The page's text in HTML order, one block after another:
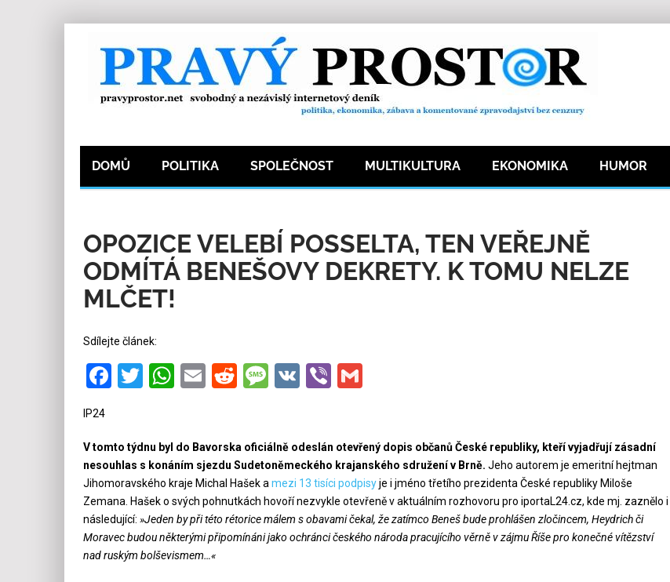
DOMŮ POLITIKA SPOLEČNOST MULTIKULTURA EKONOMIKA HUMOR
OPOZICE VELEBÍ POSSELTA, TEN VEŘEJNĚ
ODMÍTÁ BENEŠOVY DEKRETY. K TOMU NELZE
MLČET!
Sdílejte článek:
Facebook
Twitter
WhatsApp
EmailRedditMessage
VKViberGmail
IP24
V tomto týdnu byl do Bavorska oficiálně odeslán otevřený dopis občanů České republiky, kteří vyjadřují zásadní
nesouhlas s konáním sjezdu Sudetoněmeckého krajanského sdružení v Brně. Jeho autorem je emeritní hejtman
Jihomoravského kraje Michal Hašek a mezi 13 tisíci podpisyje i jméno třetího prezidenta České republiky Miloše
Zemana. Hašek o svých pohnutkách hovoří nezvykle otevřeně v aktuálním rozhovoru pro iportaL24.cz, kde mj. zaznělo i
následující: »Jeden by při této rétorice málem s obavami čekal, že zatímco Beneš bude prohlášen zločincem, Heydrich či
Moravec budou některými připomínáni jako ochránci českého národa pracujícího věrně v zájmu Říše pro konečné vítězství
nad ruským bolševismem…«